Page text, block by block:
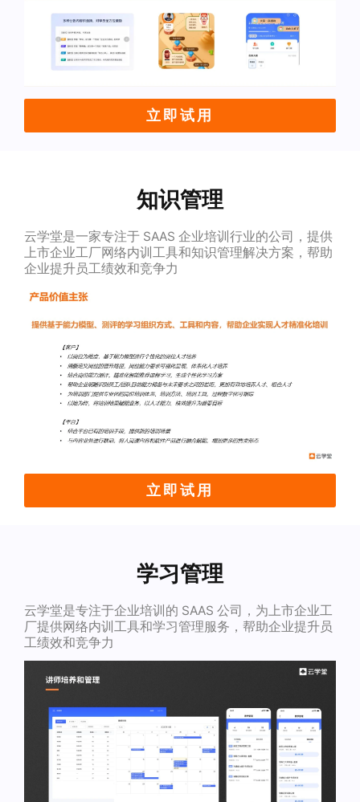
立即试用
知识管理
云学堂是一家专注于 SAAS 企业培训行业的公司，提供
上市企业工厂网络内训工具和知识管理解决方案，帮助
企业提升员工绩效和竞争力
立即试用
学习管理
云学堂是专注于企业培训的 SAAS 公司，为上市企业工
厂提供网络内训工具和学习管理服务，帮助企业提升员
工绩效和竞争力